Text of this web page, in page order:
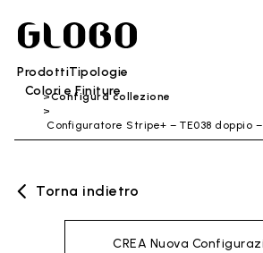
ProdottiTipologie
Colori e Finiture
Configura collezione
Configuratore Stripe+ – TE038 doppio
Torna indietro
CREA Nuova